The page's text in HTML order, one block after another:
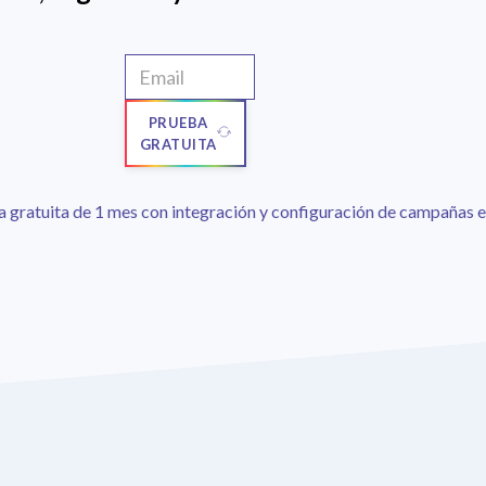
PRUEBA
GRATUITA
gratuita de 1 mes con integración y configuración de campañas